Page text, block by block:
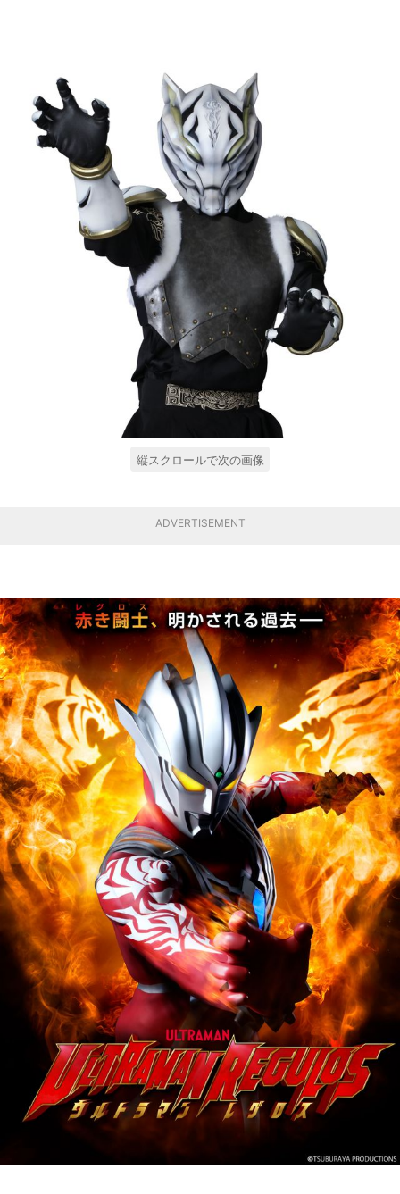
縦スクロールで次の画像
ADVERTISEMENT